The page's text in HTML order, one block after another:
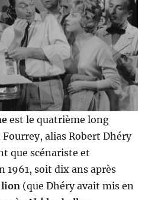
est le quatrième long
alias Robert Dhéry
que scénariste et
1961, soit dix ans après
lion (que Dhéry avait mis en